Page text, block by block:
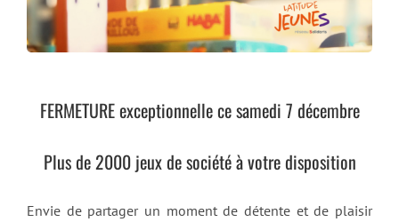
FERMETUREexceptionnelle ce samedi 7 décembre
Plus de 2000 jeux de société à votre disposition
Envie de partager un moment de détente et de plaisir